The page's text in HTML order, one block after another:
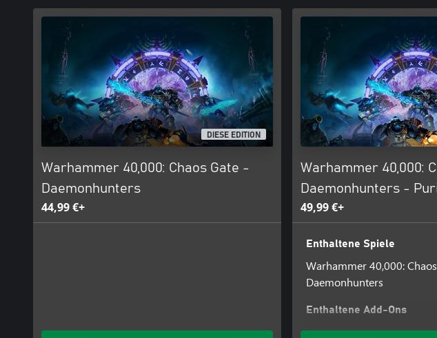
Warhammer 40,000: Chaos Gate - Daemonhunters © 2024 Games Workshop Limited. Chaos
Gate, the Chaos Gate Daemonhunters logo, GW, Games Workshop, Space Marine, 40K,
Warhammer, Warhammer 40,000, 40,000, the ‘Aquila’ Double-headed Eagle logo, and all
associated logos, illustrations, images, names, creatures, races, vehicles, locations, weapons,
characters, and the distinctive likeness thereof, are either ® or TM, and/or © Games Workshop
Limited, variably registered around the world, and used under licence. Sourcecode and
© 2024 Complex Games Inc and Frontier Developments plc. Frontier and the Frontier logo are
trademarks of Frontier Developments plc. All rights reserved.
DIESE EDITION
Warhammer 40,000: Chaos Gate -
Daemonhunters
44,99 €+
Warhammer 40,000:
Daemonhunters -
49,99 €+
Enthaltene Spiele
Warhammer 40,000:
Daemonhunters
Enthaltene Add-Ons
Warhammer 40,000: